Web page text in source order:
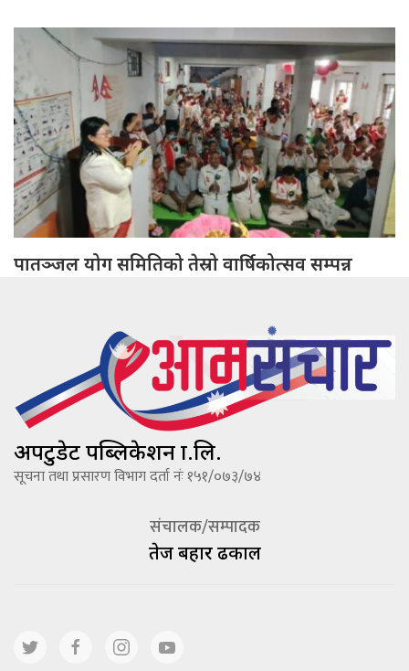
पातञ्जल योग समितिको तेस्रो वार्षिकोत्सव सम्पन्न
अपटुडेट पब्लिकेशन प्रा.लि.
सूचना तथा प्रसारण विभाग दर्ता नंः १५१/०७३/७४
संचालक/सम्पादक
तेज बहादूर ढकाल